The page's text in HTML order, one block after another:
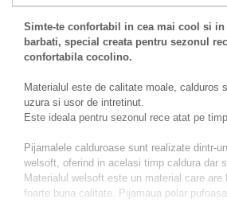
Simte-te confortabil in cea mai cool si
barbati, special creata pentru sezonul
confortabila cocolino.
Materialul este de calitate moale, calduros
uzura si usor de intretinut.
Este ideala pentru sezonul rece atat pe
Pijamalele calduroase sunt realizate dintr-
welsoft, oferind in acelasi timp caldura dar
Materialul welsoft este un material care
foarte buna calitate. Pijamaua polar